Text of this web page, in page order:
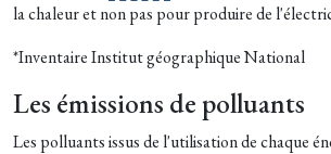
la chaleur et non pas pour produire de
*Inventaire Institut géographique National
Les émissions de polluants
Les polluants issus de l'utilisation de chaque